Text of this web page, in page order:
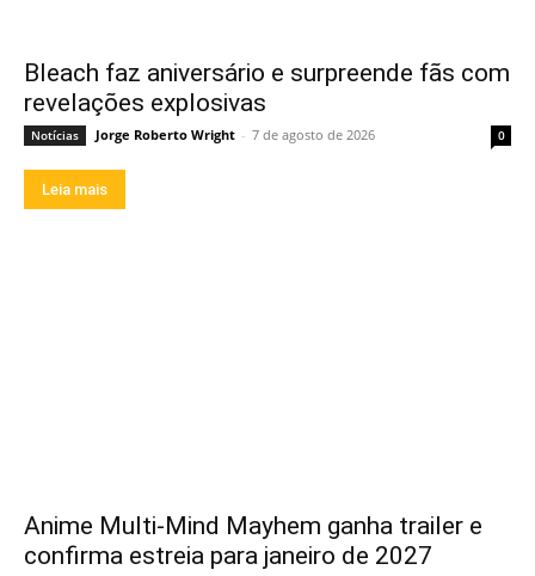
Bleach faz aniversário e surpreende fãs com
revelações explosivas
Notícias Jorge Roberto Wright - 7 de agosto de 2026 0
Leia mais
Anime Multi-Mind Mayhem ganha trailer e
confirma estreia para janeiro de 2027